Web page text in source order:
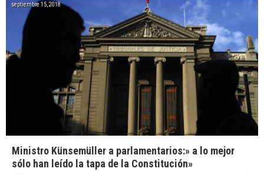
septiembre 15, 2018
Ministro Künsemüller a parlamentarios:» a lo mejor
sólo han leído la tapa de la Constitución»